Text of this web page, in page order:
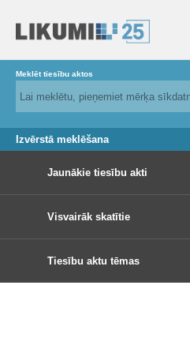
Meklēt tiesību aktos
Izvērstā meklēšana
Jaunākie tiesību akti
Visvairāk skatītie
Tiesību aktu tēmas